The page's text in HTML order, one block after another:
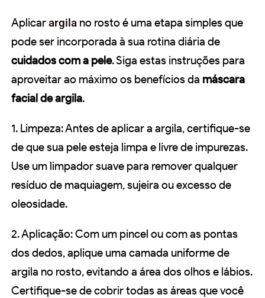
Aplicarargila no rosto é uma etapa simples que
pode ser incorporada à sua rotina diária de
cuidados com a pele. Siga estas instruções para
aproveitar ao máximo os benefícios da máscara
facial de argila.
1. Limpeza: Antes de aplicar a argila, certifique-se
de que sua pele esteja limpa e livre de impurezas.
Use um limpador suave para remover qualquer
resíduo de maquiagem, sujeira ou excesso de
oleosidade.
2. Aplicação: Com um pincel ou com as pontas
dos dedos, aplique uma camada uniforme de
argila no rosto, evitando a área dos olhos e lábios.
Certifique-se de cobrir todas as áreas que você